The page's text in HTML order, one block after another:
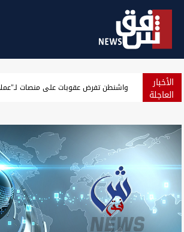
الأخبار
العاجلة الجيش الأميركي يعلن حصيلة جديدة